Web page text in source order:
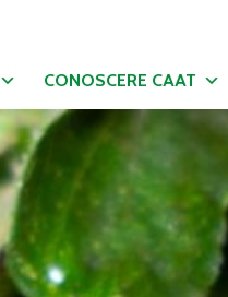
CONOSCERE CAAT